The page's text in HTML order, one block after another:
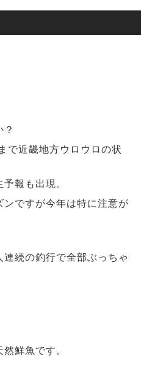
で近畿地方ウロウロの状
報も出現。
ですが今年は特に注意が
続の釣行で全部ぶっちゃ
鮮魚です。